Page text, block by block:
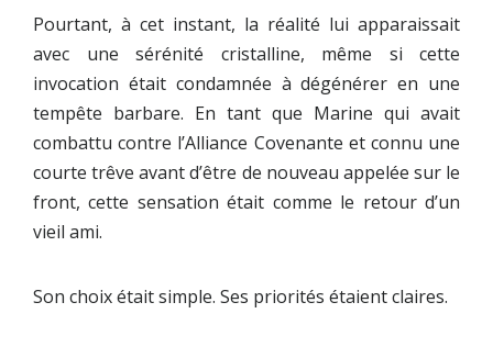
Pourtant, à cet instant, la réalité lui apparaissait
avec une sérénité cristalline, même si cette
invocation était condamnée à dégénérer en une
tempête barbare. En tant que Marine qui avait
combattu contre l’Alliance Covenante et connu une
courte trêve avant d’être de nouveau appelée sur le
front, cette sensation était comme le retour d’un
vieil ami.
Son choix était simple. Ses priorités étaient claires.